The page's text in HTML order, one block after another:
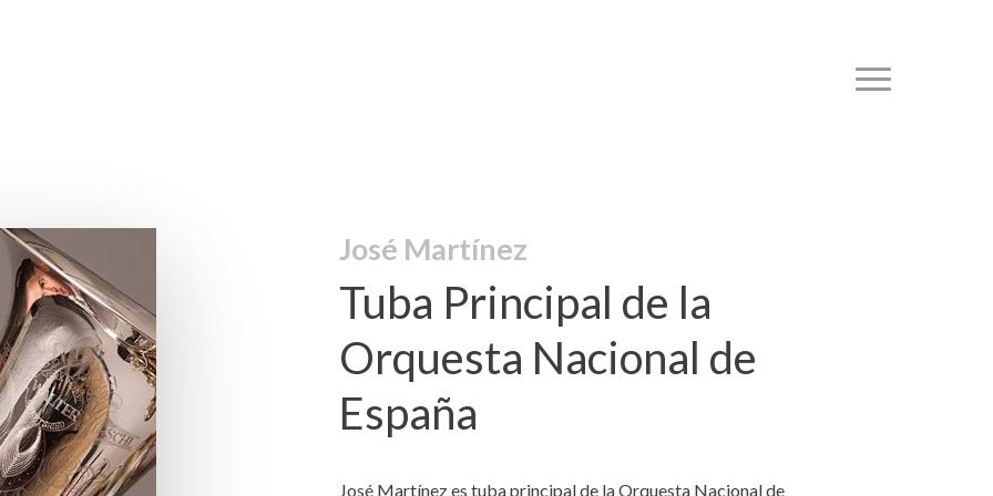
Menu
José Martínez
Tuba Principal de la
Orquesta Nacional de
España
José Martínez es tuba principal de la Orquesta Nacional de